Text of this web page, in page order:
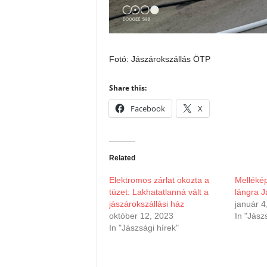
Fotó: Jászárokszállás ÖTP
Share this:
Facebook X
Related
Elektromos zárlat okozta a
tüzet: Lakhatatlanná vált a
jászárokszállási ház
október 12, 2023
In "Jászsági hírek"
lángra
január
In